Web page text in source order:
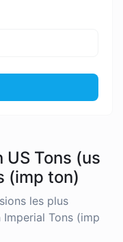
Tons (us
(imp ton)
les plus
Tons (imp